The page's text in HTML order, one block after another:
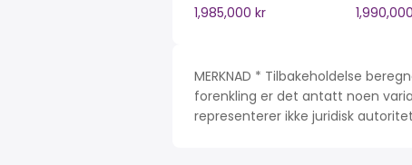
1,985,000 kr
MERKNAD * Tilbakeholdelse
forenkling er det antatt noen
representerer ikke juridisk